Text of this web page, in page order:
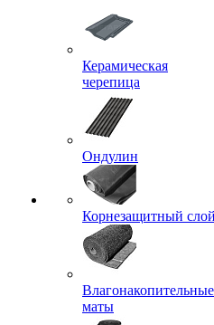
Керамическая
черепица
Ондулин
Корнезащитный слой
Влагонакопительные
маты